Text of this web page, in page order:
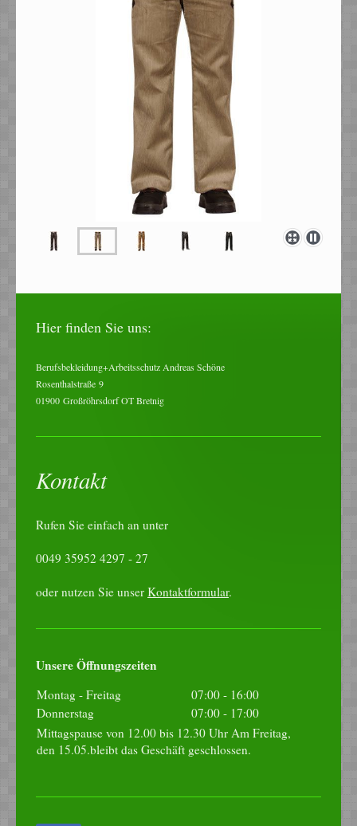
Hier finden Sie uns:
Berufsbekleidung+Arbeitsschutz Andreas Schöne
Rosenthalstraße 9
01900 Großröhrsdorf OT Bretnig
Kontakt
Rufen Sie einfach an unter
0049 35952 4297 - 27
oder nutzen Sie unser Kontaktformular.
Unsere Öffnungszeiten
Montag - Freitag 07:00 - 16:00
Donnerstag
07:00 - 17:00
Mittagspause von 12.00 bis 12.30 Uhr Am Freitag,
den 15.05.bleibt das Geschäft geschlossen.